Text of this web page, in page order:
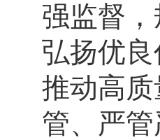
强监督
弘扬优
推动高
管、严